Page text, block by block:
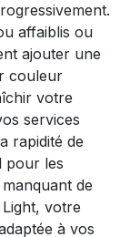
affaiblis ou
ajouter une
couleur
votre
services
rapidité de
pour les
de
votre
à vos